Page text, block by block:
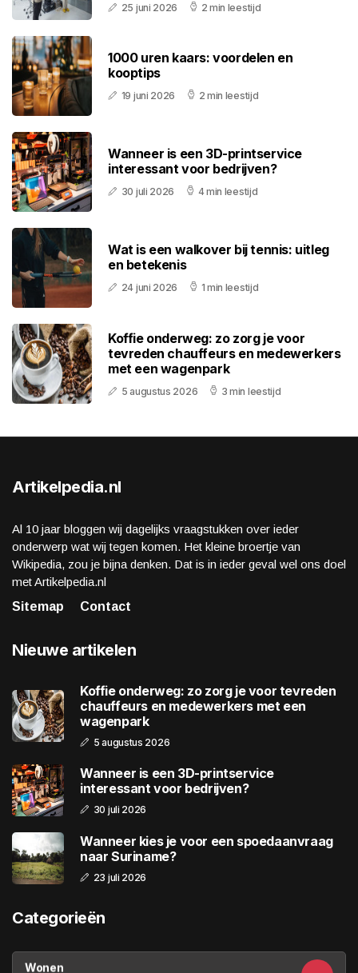
25 juni 2026 2 min leestijd
1000 uren kaars: voordelen en
kooptips
19 juni 2026 2 min leestijd
Wanneer is een 3D-printservice
interessant voor bedrijven?
30 juli 2026 4 min leestijd
Wat is een walkover bij tennis: uitleg
en betekenis
24 juni 2026 1 min leestijd
Koffie onderweg: zo zorg je voor
tevreden chauffeurs en medewerkers
met een wagenpark
5 augustus 2026 3 min leestijd
Artikelpedia.nl
Al 10 jaar bloggen wij dagelijks vraagstukken over ieder
onderwerp wat wij tegen komen. Het kleine broertje van
Wikipedia, zou je bijna denken. Dat is in ieder geval wel ons doel
met Artikelpedia.nl
Sitemap
Contact
Nieuwe artikelen
Koffie onderweg: zo zorg je voor tevreden
chauffeurs en medewerkers met een
wagenpark
5 augustus 2026
Wanneer is een 3D-printservice
interessant voor bedrijven?
30 juli 2026
Wanneer kies je voor een spoedaanvraag
naar Suriname?
23 juli 2026
Categorieën
Wonen